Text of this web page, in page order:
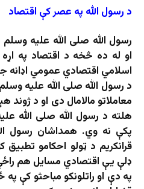
د رسول الله په عصر کې اقتصاد
رسول الله صلی الله علیه
او له ده څخه د اقتصاد په
اسلامي اقتصادي عمومي اډانه
د رسول الله صلی الله علیه
معاملاتو مالامال دی او د
هلته د رسول الله صلی الله
پکې نه وي. همداشان رسول
قرانکریم د ټولو احکامو
ډلې یې اقتصادي مسایل هم
په دې او راتلونکو مباحثو کې